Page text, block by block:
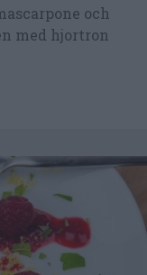
och
med hjortron